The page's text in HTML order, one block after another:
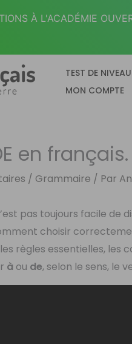
TEST DE NIVEAU
MON COMPTE
en
/ Grammaire / Par
pas toujours facile de
choisir
règles essentielles, les
à ou de, selon le sens, le
À L'ACADÉMIE